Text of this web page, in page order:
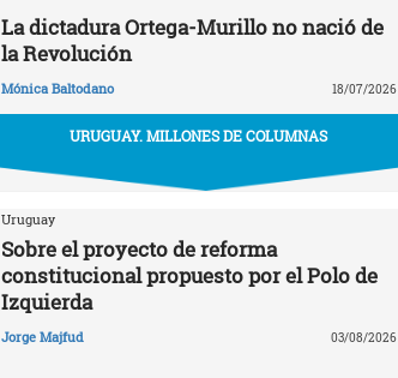
La dictadura Ortega-Murillo no nació de
la Revolución
Mónica Baltodano 18/07/2026
URUGUAY. MILLONES DE COLUMNAS
Uruguay
Sobre el proyecto de reforma
constitucional propuesto por el Polo de
Izquierda
Jorge Majfud 03/08/2026